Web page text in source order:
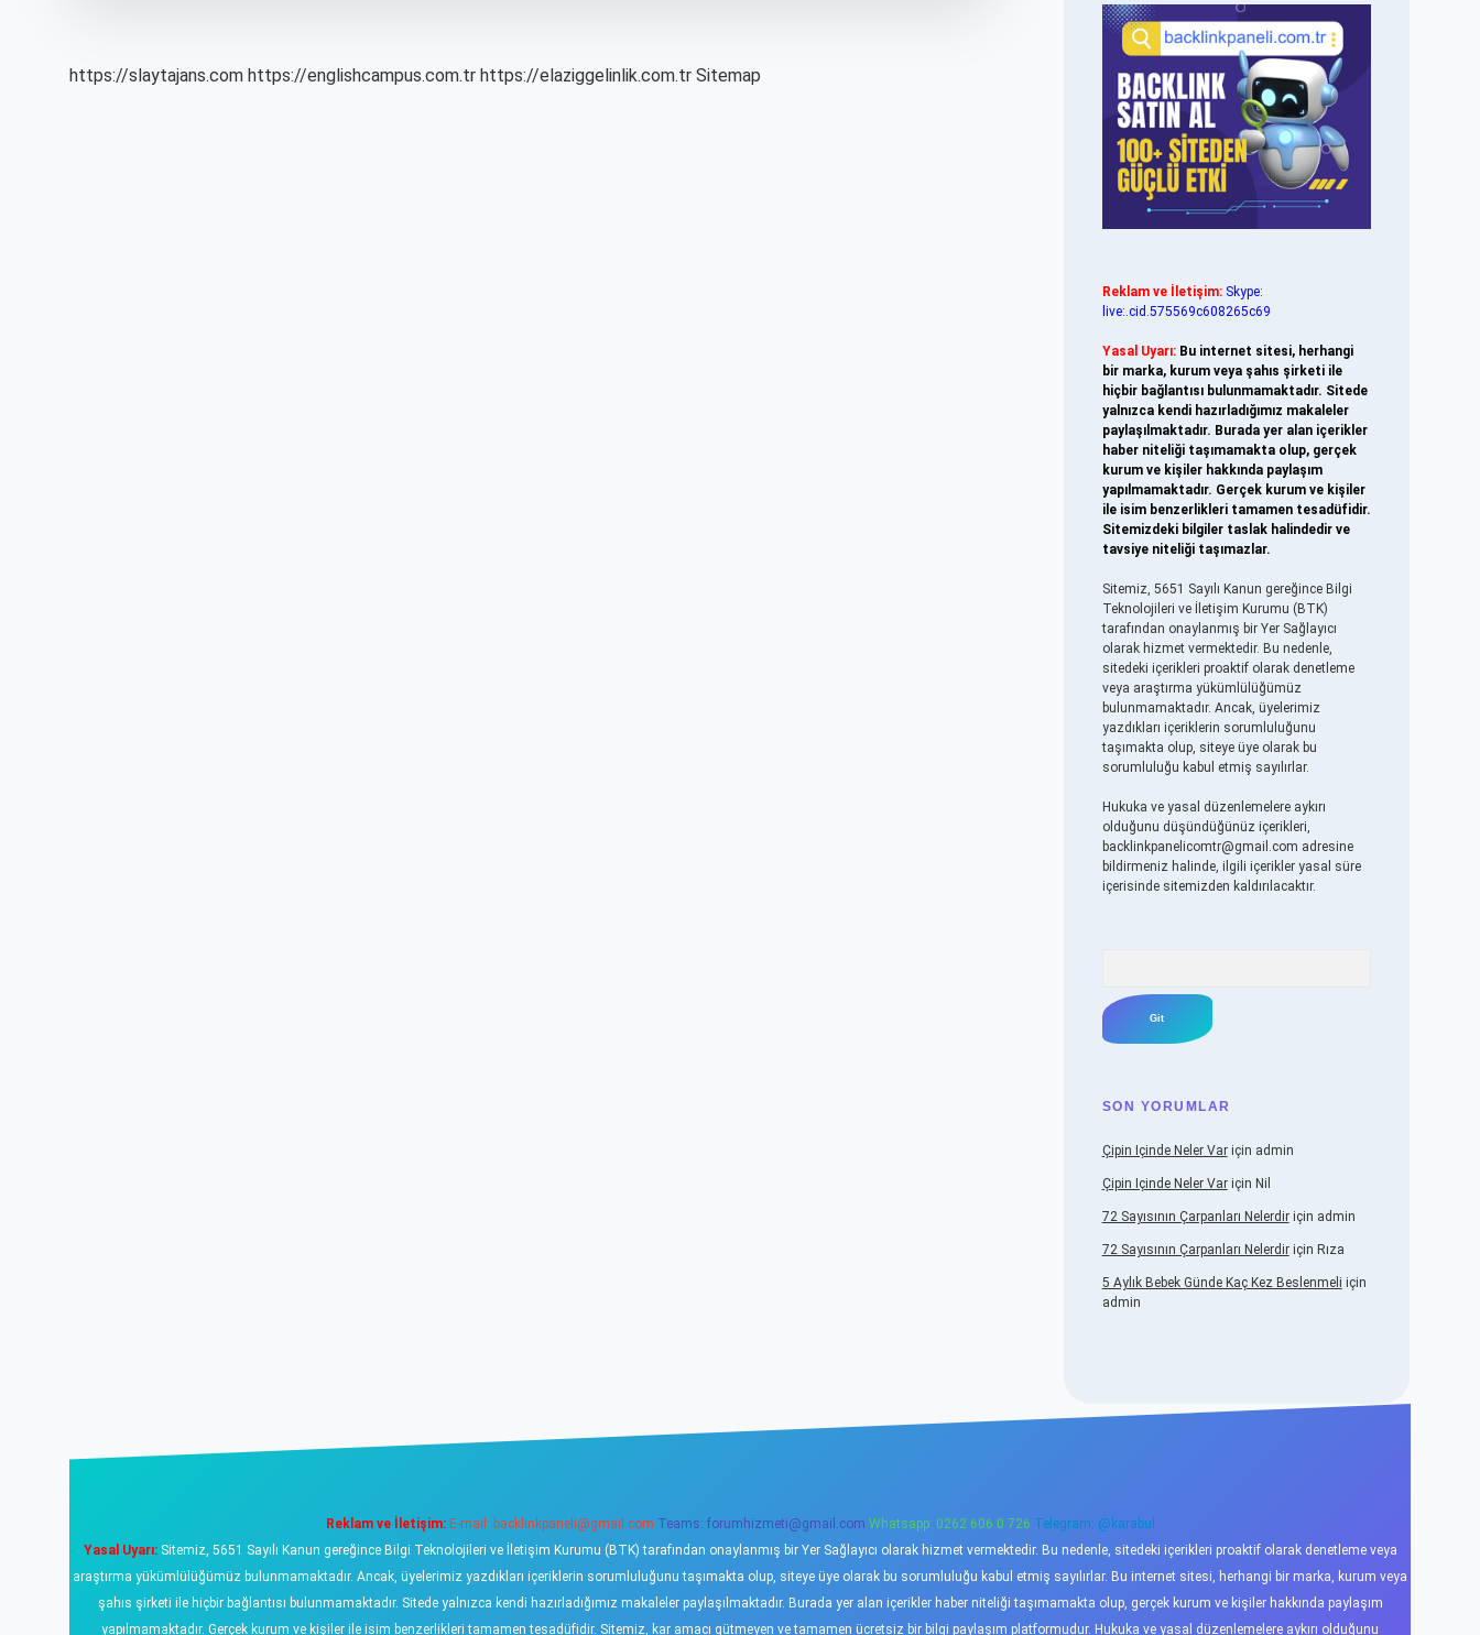
https://slaytajans.com https://englishcampus.com.tr https://elaziggelinlik.com.tr Sitemap
Reklam ve İletişim: Skype:
live:.cid.575569c608265c69
Yasal Uyarı: Bu internet sitesi, herhangi
bir marka, kurum veya şahıs şirketi ile
hiçbir bağlantısı bulunmamaktadır. Sitede
yalnızca kendi hazırladığımız makaleler
paylaşılmaktadır. Burada yer alan içerikler
haber niteliği taşımamakta olup, gerçek
kurum ve kişiler hakkında paylaşım
yapılmamaktadır. Gerçek kurum ve kişiler
ile isim benzerlikleri tamamen tesadüfidir.
Sitemizdeki bilgiler taslak halindedir ve
tavsiye niteliği taşımazlar.
Sitemiz, 5651 Sayılı Kanun gereğince Bilgi
Teknolojileri ve İletişim Kurumu (BTK)
tarafından onaylanmış bir Yer Sağlayıcı
olarak hizmet vermektedir. Bu nedenle,
sitedeki içerikleri proaktif olarak denetleme
veya araştırma yükümlülüğümüz
bulunmamaktadır. Ancak, üyelerimiz
yazdıkları içeriklerin sorumluluğunu
taşımakta olup, siteye üye olarak bu
sorumluluğu kabul etmiş sayılırlar.
Hukuka ve yasal düzenlemelere aykırı
olduğunu düşündüğünüz içerikleri,
backlinkpanelicomtr@gmail.com adresine
bildirmeniz halinde, ilgili içerikler yasal süre
içerisinde sitemizden kaldırılacaktır.
SON YORUMLAR
Çipin Içinde Neler Variçin admin
Çipin Içinde Neler Variçin Nil
72 Sayısının Çarpanları Nelerdiriçin admin
72 Sayısının Çarpanları Nelerdiriçin Rıza
5 Aylık Bebek Günde Kaç Kez Beslenmeli için
admin
Reklam ve İletişim: E-mail: backlinkpaneli@gmail.com Teams: forumhizmeti@gmail.com Whatsapp: 0262 606 0 726 Telegram: @karabul
Yasal Uyarı:Sitemiz, 5651 Sayılı Kanun gereğince Bilgi Teknolojileri ve İletişim Kurumu (BTK) tarafından onaylanmış bir Yer Sağlayıcı olarak hizmet vermektedir. Bu nedenle, sitedeki içerikleri proaktif olarak denetleme veya
araştırma yükümlülüğümüz bulunmamaktadır. Ancak, üyelerimiz yazdıkları içeriklerin sorumluluğunu taşımakta olup, siteye üye olarak bu sorumluluğu kabul etmiş sayılırlar. Bu internet sitesi, herhangi bir marka, kurum veya
şahıs şirketi ile hiçbir bağlantısı bulunmamaktadır. Sitede yalnızca kendi hazırladığımız makaleler paylaşılmaktadır. Burada yer alan içerikler haber niteliği taşımamakta olup, gerçek kurum ve kişiler hakkında paylaşım
yapılmamaktadır. Gerçek kurum ve kişiler ile isim benzerlikleri tamamen tesadüfidir. Sitemiz, kar amacı gütmeyen ve tamamen ücretsiz bir bilgi paylaşım platformudur. Hukuka ve yasal düzenlemelere aykırı olduğunu